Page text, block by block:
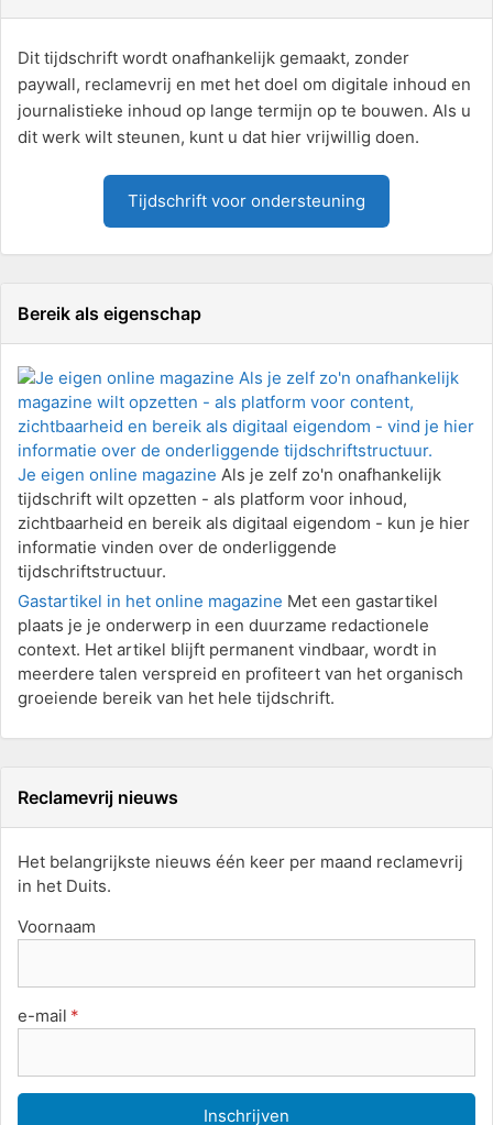
Dit tijdschrift wordt onafhankelijk gemaakt, zonder
paywall, reclamevrij en met het doel om digitale inhoud en
journalistieke inhoud op lange termijn op te bouwen. Als u
dit werk wilt steunen, kunt u dat hier vrijwillig doen.
Tijdschrift voor ondersteuning
Bereik als eigenschap
Je eigen online magazine Als je zelf zo'n onafhankelijk
tijdschrift wilt opzetten - als platform voor inhoud,
zichtbaarheid en bereik als digitaal eigendom - kun je hier
informatie vinden over de onderliggende
tijdschriftstructuur.
Gastartikel in het online magazine Met een gastartikel
plaats je je onderwerp in een duurzame redactionele
context. Het artikel blijft permanent vindbaar, wordt in
meerdere talen verspreid en profiteert van het organisch
groeiende bereik van het hele tijdschrift.
Reclamevrij nieuws
Het belangrijkste nieuws één keer per maand reclamevrij
in het Duits.
Voornaam
e-mail